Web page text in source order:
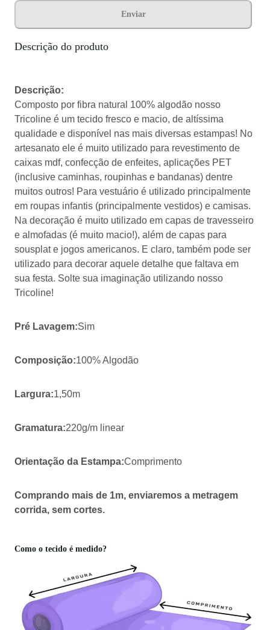
Enviar
Descrição do produto
Descrição:
Composto por fibra natural 100% algodão nosso
Tricoline é um tecido fresco e macio, de altíssima
qualidade e disponível nas mais diversas estampas! No
artesanato ele é muito utilizado para revestimento de
caixas mdf, confecção de enfeites, aplicações PET
(inclusive caminhas, roupinhas e bandanas) dentre
muitos outros! Para vestuário é utilizado principalmente
em roupas infantis (principalmente vestidos) e camisas.
Na decoração é muito utilizado em capas de travesseiro
e almofadas (é muito macio!), além de capas para
sousplat e jogos americanos. E claro, também pode ser
utilizado para decorar aquele detalhe que faltava em
sua festa. Solte sua imaginação utilizando nosso
Tricoline!
Pré Lavagem:Sim
Composição:100% Algodão
Largura:1,50m
Gramatura:220g/m linear
Orientação da Estampa:Comprimento
Comprando mais de 1m, enviaremos a metragem
corrida, sem cortes.
Como o tecido é medido?